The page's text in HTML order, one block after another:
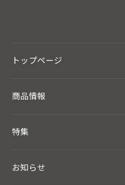
トップページ
商品情報
特集
お知らせ